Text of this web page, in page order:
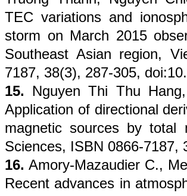
TEC variations and
storm on March 2015
Southeast Asian region,
7187, 38(3), 287-305,
15. Nguyen Thi Thu
Application of directional
magnetic sources by total
Sciences, ISBN 0866-7187,
16. Amory-Mazaudier C.,
Recent advances in